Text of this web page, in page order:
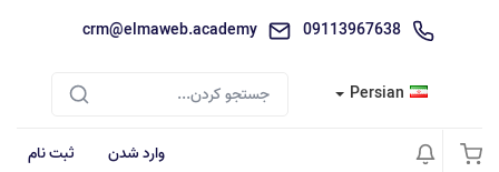
09113967638
crm@elmaweb.academy
Persian
وارد شدن ثبت نام